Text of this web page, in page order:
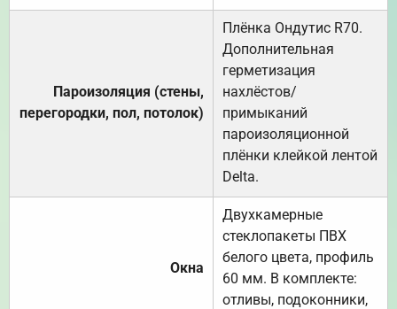
Пароизоляция (стены,
перегородки, пол, потолок)
Плёнка Ондутис R70.
Дополнительная
герметизация
нахлёстов/
примыканий
пароизоляционной
плёнки клейкой лентой
Delta.
Окна
Двухкамерные
стеклопакеты ПВХ
белого цвета, профиль
60 мм. В комплекте:
отливы, подоконники,